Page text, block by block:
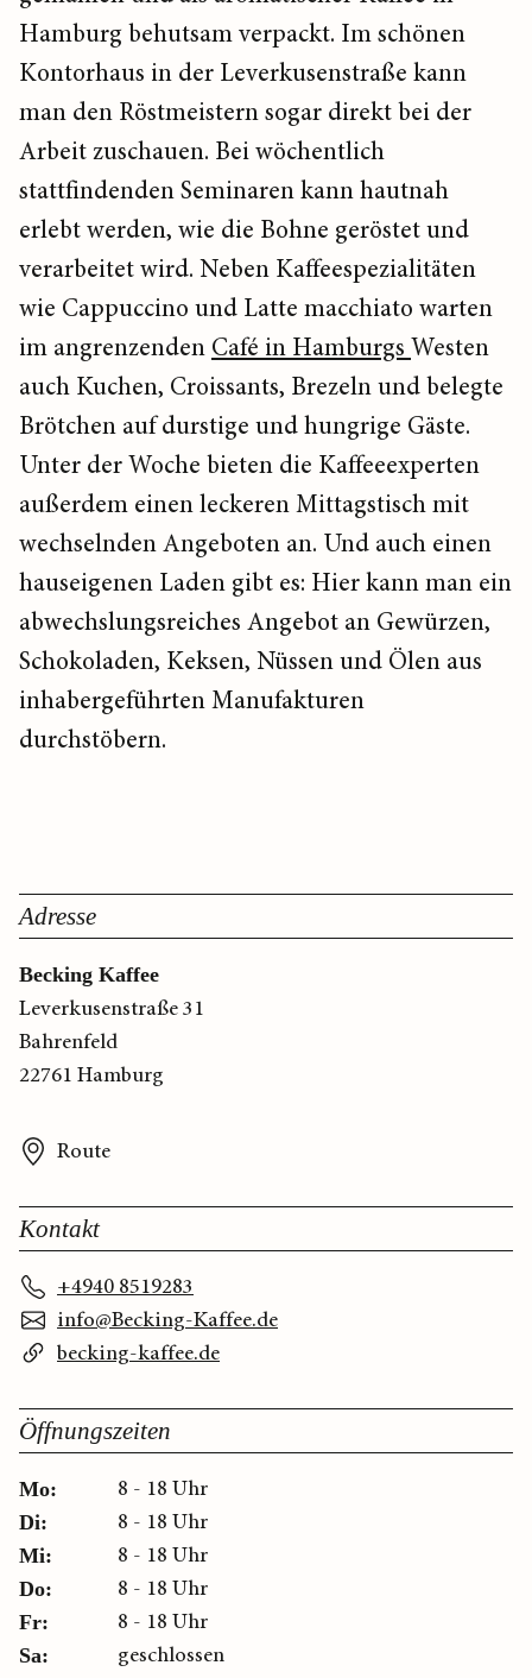
Hamburg behutsam verpackt. Im schönen
Kontorhaus in der Leverkusenstraße kann
man den Röstmeistern sogar direkt bei der
Arbeit zuschauen. Bei wöchentlich
stattfindenden Seminaren kann hautnah
erlebt werden, wie die Bohne geröstet und
verarbeitet wird. Neben Kaffeespezialitäten
wie Cappuccino und Latte macchiato warten
im angrenzenden Café in Hamburgs Westen
auch Kuchen, Croissants, Brezeln und belegte
Brötchen auf durstige und hungrige Gäste.
Unter der Woche bieten die Kaffeeexperten
außerdem einen leckeren Mittagstisch mit
wechselnden Angeboten an. Und auch einen
hauseigenen Laden gibt es: Hier kann man ein
abwechslungsreiches Angebot an Gewürzen,
Schokoladen, Keksen, Nüssen und Ölen aus
inhabergeführten Manufakturen
durchstöbern.
Adresse
Becking Kaffee
Leverkusenstraße 31
Bahrenfeld
22761 Hamburg
Route
Kontakt
+4940 8519283
info@Becking-Kaffee.de
becking-kaffee.de
Öffnungszeiten
Mo: 8 - 18 Uhr
Di: 8 - 18 Uhr
Mi: 8 - 18 Uhr
Do: 8 - 18 Uhr
Fr: 8 - 18 Uhr
Sa: geschlossen